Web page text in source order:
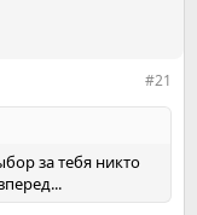
#21
за тебя никто